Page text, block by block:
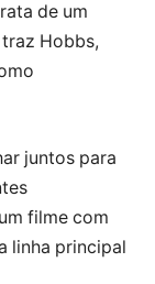
de um
Hobbs,
juntos para
filme com
linha principal